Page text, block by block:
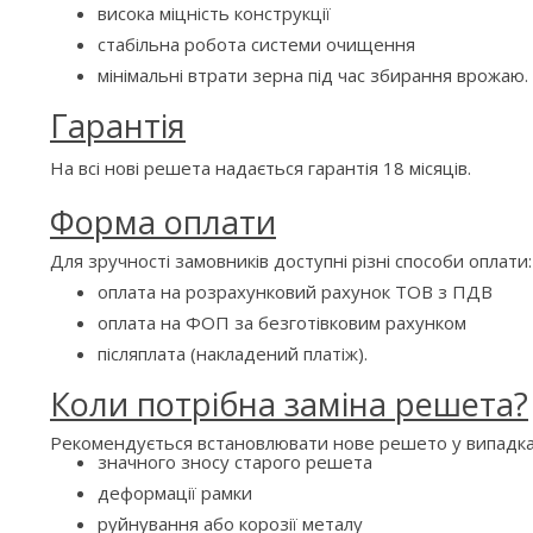
висока міцність конструкції
стабільна робота системи очищення
мінімальні втрати зерна під час збирання врожаю.
Гарантія
На всі нові решета надається гарантія 18 місяців.
Форма оплати
Для зручності замовників доступні різні способи оплати:
оплата на розрахунковий рахунок ТОВ з ПДВ
оплата на ФОП за безготівковим рахунком
післяплата (накладений платіж).
Коли потрібна заміна решета?
Рекомендується встановлювати нове решето у
значного зносу старого решета
деформації рамки
руйнування або корозії металу